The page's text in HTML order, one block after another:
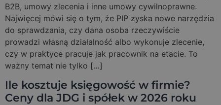
B2B, umowy zlecenia i inne umowy cywilnoprawne.
Najwięcej mówi się o tym, że PIP zyska nowe narzędzia
do sprawdzania, czy dana osoba rzeczywiście
prowadzi własną działalność albo wykonuje zlecenie,
czy w praktyce pracuje jak pracownik na etacie. To
ważny temat nie tylko […]
Ile kosztuje księgowość w firmie?
Ceny dla JDG i spółek w 2026 roku